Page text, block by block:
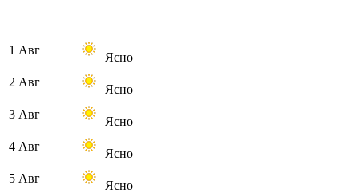
1 Авг
Ясно
2 Авг
Ясно
3 Авг
Ясно
4 Авг
Ясно
5 Авг
Ясно